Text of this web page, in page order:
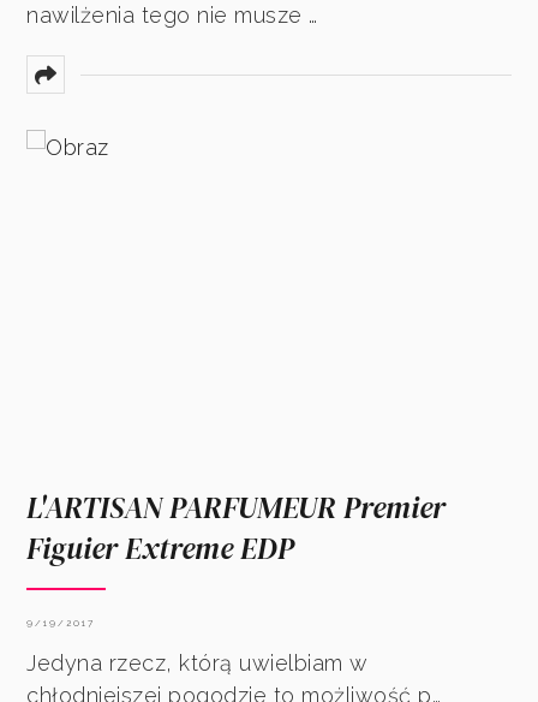
nawilżenia tego nie musze …
L'ARTISAN PARFUMEUR Premier
Figuier Extreme EDP
9/19/2017
Jedyna rzecz, którą uwielbiam w
chłodniejszej pogodzie to możliwość p…